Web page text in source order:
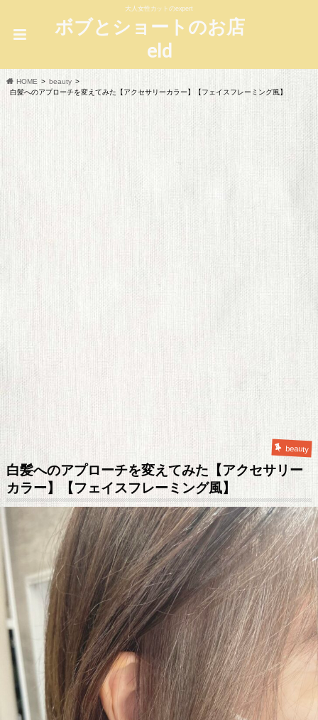
大人女性カットのexpert
ボブとショートのお店
eld
HOME
beauty
白髪へのアプローチを変えてみた【アクセサリーカラー】【フェイスフレーミング風】
beauty
白髪へのアプローチを変えてみた【アクセサリー
カラー】【フェイスフレーミング風】